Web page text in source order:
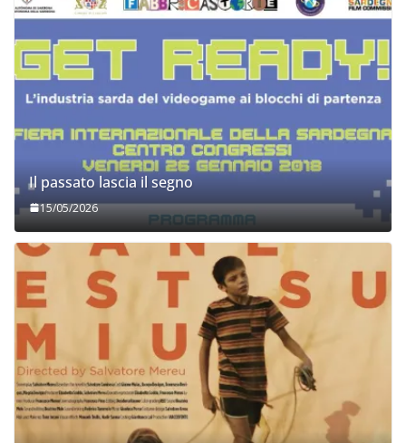
Il passato lascia il segno
15/05/2026